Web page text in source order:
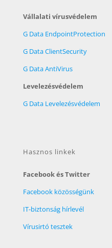
Vállalati vírusvédelem
G Data EndpointProtection
G Data ClientSecurity
G Data AntiVirus
Levelezésvédelem
G Data Levelezésvédelem
Hasznos linkek
Facebook és Twitter
Facebook közösségünk
IT-biztonság hírlevél
Vírusirtó tesztek